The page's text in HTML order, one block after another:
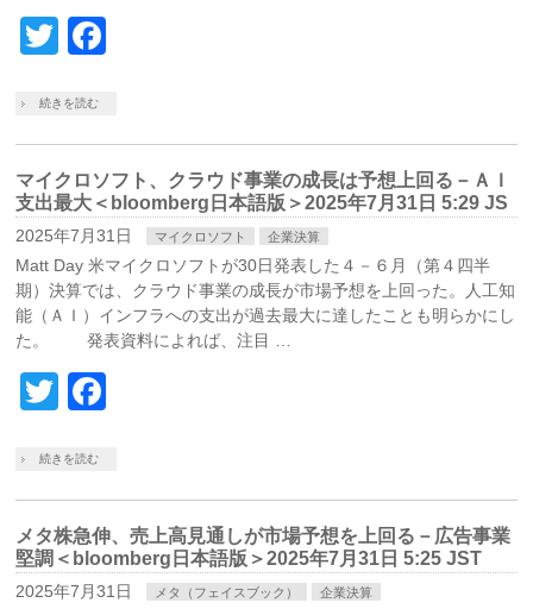
Twitter
続きを読む
マイクロソフト、クラウド事業の成長は予想上回る－ＡＩ
支出最大＜bloomberg日本語版＞2025年7月31日 5:29 JS
2025年7月31日 マイクロソフト 企業決算
Matt Day 米マイクロソフトが30日発表した４－６月（第４四半
期）決算では、クラウド事業の成長が市場予想を上回った。人工知
能（ＡＩ）インフラへの支出が過去最大に達したことも明らかにし
た。 発表資料によれば、注目 …
Twitter
続きを読む
メタ株急伸、売上高見通しが市場予想を上回る－広告事業
堅調＜bloomberg日本語版＞2025年7月31日 5:25 JST
2025年7月31日 メタ（フェイスブック） 企業決算